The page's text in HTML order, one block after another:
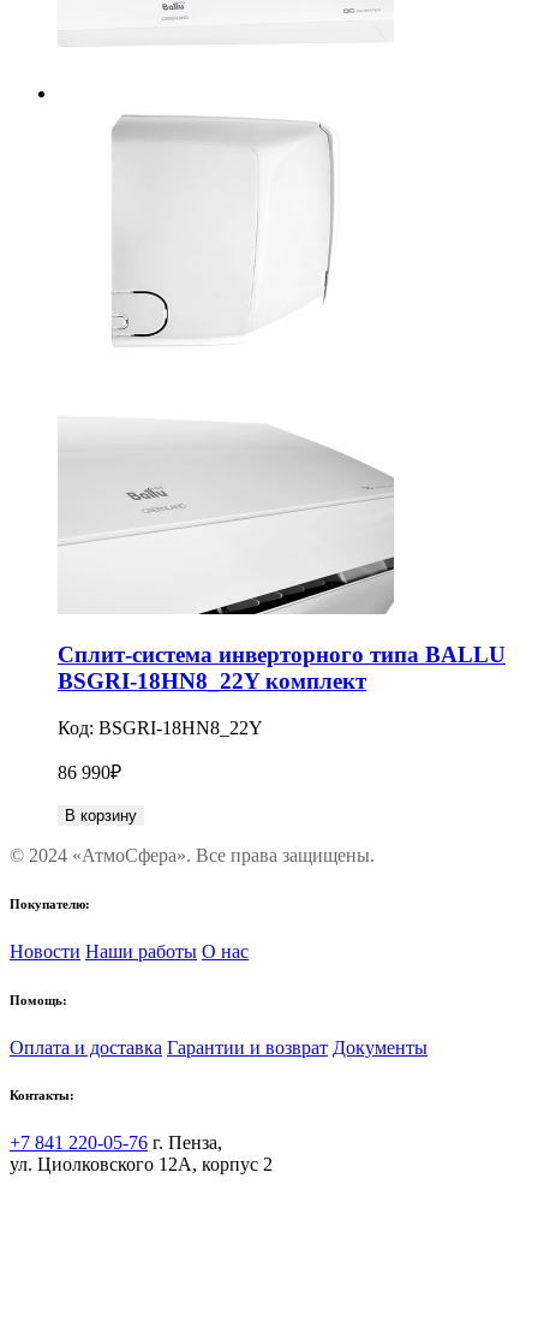
Сплит-система инверторного типа BALLU
BSGRI-18HN8_22Y комплект
Код: BSGRI-18HN8_22Y
86 990₽
В корзину
© 2024 «АтмоСфера». Все права защищены.
Покупателю:
Новости Наши работы О нас
Помощь:
Оплата и доставка Гарантии и возврат Документы
Контакты:
+7 841 220-05-76 г. Пенза,
ул. Циолковского 12А, корпус 2